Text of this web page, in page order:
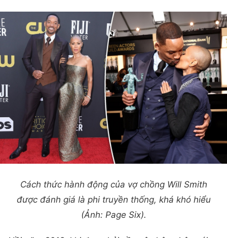
Cách thức hành động của vợ chồng Will Smith
được đánh giá là phi truyền thống, khá khó hiểu
(Ảnh: Page Six).